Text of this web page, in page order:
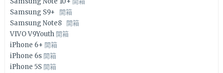
Samsung S9+ 開箱
Samsung Note8 開箱
VIVO V9Youth 開箱
iPhone 6+ 開箱
iPhone 6s 開箱
iPhone 5S 開箱